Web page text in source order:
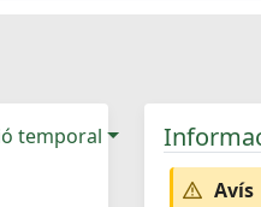
temporal
Avís